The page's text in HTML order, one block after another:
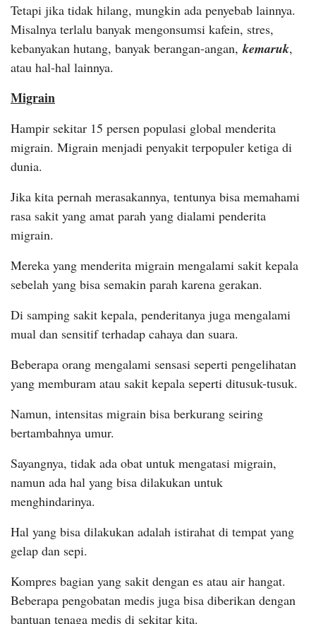
Tetapi jika tidak hilang, mungkin ada penyebab lainnya.
Misalnya terlalu banyak mengonsumsi kafein, stres,
kebanyakan hutang, banyak berangan-angan, kemaruk,
atau hal-hal lainnya.
Migrain
Hampir sekitar 15 persen populasi global menderita
migrain. Migrain menjadi penyakit terpopuler ketiga di
dunia.
Jika kita pernah merasakannya, tentunya bisa memahami
rasa sakit yang amat parah yang dialami penderita
migrain.
Mereka yang menderita migrain mengalami sakit kepala
sebelah yang bisa semakin parah karena gerakan.
Di samping sakit kepala, penderitanya juga mengalami
mual dan sensitif terhadap cahaya dan suara.
Beberapa orang mengalami sensasi seperti pengelihatan
yang memburam atau sakit kepala seperti ditusuk-tusuk.
Namun, intensitas migrain bisa berkurang seiring
bertambahnya umur.
Sayangnya, tidak ada obat untuk mengatasi migrain,
namun ada hal yang bisa dilakukan untuk
menghindarinya.
Hal yang bisa dilakukan adalah istirahat di tempat yang
gelap dan sepi.
Kompres bagian yang sakit dengan es atau air hangat.
Beberapa pengobatan medis juga bisa diberikan dengan
bantuan tenaga medis di sekitar kita.